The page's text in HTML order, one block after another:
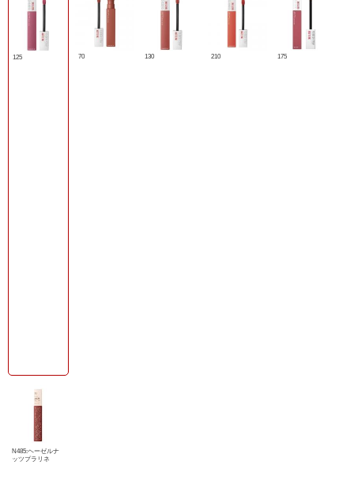
125 70 130 210 175
N485:ヘーゼルナ
ッツプラリネ